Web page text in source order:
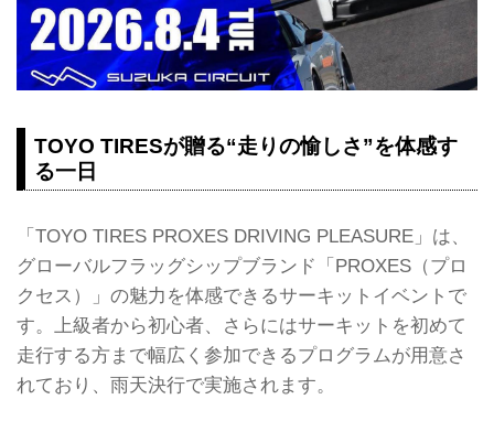
TOYO TIRESが贈る“走りの愉しさ”を体感す
る一日
「TOYO TIRES PROXES DRIVING PLEASURE」は、
グローバルフラッグシップブランド「PROXES（プロ
クセス）」の魅力を体感できるサーキットイベントで
す。上級者から初心者、さらにはサーキットを初めて
走行する方まで幅広く参加できるプログラムが用意さ
れており、雨天決行で実施されます。